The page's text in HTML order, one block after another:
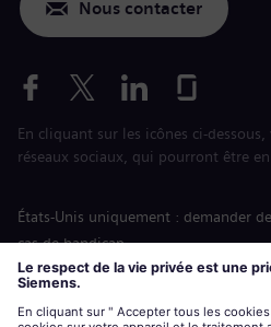
Nous contacter
En cliquant sur les icônes ci-
réseaux sociaux, qui pourront être en
États-Unis uniquement : demander
cas de handicap
Labor Condition Application
siemens-energy.comSite Internet